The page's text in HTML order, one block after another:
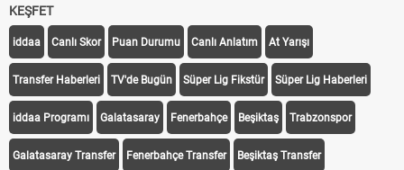
KEŞFET
iddaa Canlı Skor Puan Durumu Canlı Anlatım At Yarışı
Transfer Haberleri TV'de Bugün Süper Lig Fikstür Süper Lig Haberleri
iddaa Programı Galatasaray Fenerbahçe Beşiktaş Trabzonspor
Galatasaray Transfer Fenerbahçe Transfer Beşiktaş Transfer